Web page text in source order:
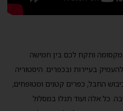
מקסומה ותקח לכם בין חמישה
בעיירות ובכפרים. היסטוריה
החבל, כפרים קטנים ומטופחים,
כל אלה ועוד תגלו במסלול